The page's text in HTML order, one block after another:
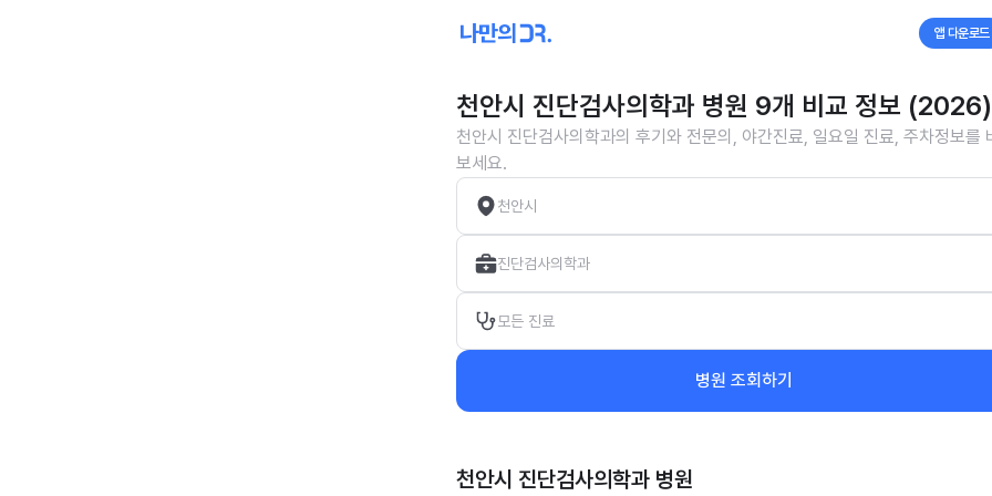
앱 다운로드
천안시 진단검사의학과 병원 9개 비교 정보 (2026)
천안시 진단검사의학과의 후기와 전문의, 야간진료, 일요일 진료, 주차정보를
보세요.
천안시
진단검사의학과
모든 진료
병원 조회하기
천안시 진단검사의학과 병원